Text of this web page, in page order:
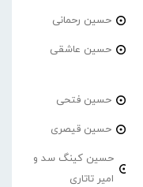
حسین رحمانی
حسین عاشقی
حسین فتحی
حسین قیصری
حسین کینگ سد و
امیر تاتاری